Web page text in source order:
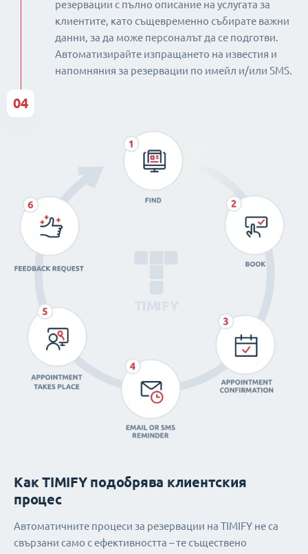
резервации с пълно описание на услугата за
клиентите, като същевременно събирате важни
данни, за да може персоналът да се подготви.
Автоматизирайте изпращането на известия и
напомняния за резервации по имейл и/или SMS.
Как TIMIFY подобрява клиентския
процес
Автоматичните процеси за резервации на TIMIFY не са
свързани само с ефективността – те съществено
04